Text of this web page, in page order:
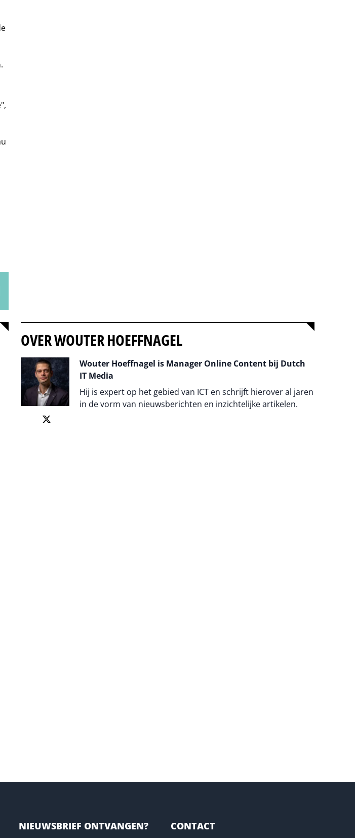
OVER WOUTER HOEFFNAGEL
Wouter Hoeffnagel is Manager Online Content bij Dutch
IT Media
Hij is expert op het gebied van ICT en schrijft hierover al jaren
in de vorm van nieuwsberichten en inzichtelijke artikelen.
NIEUWSBRIEF ONTVANGEN? CONTACT